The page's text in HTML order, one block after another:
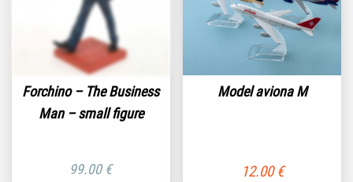
Forchino – The Business
Man – small figure
99.00 €
Model aviona M
12.00€